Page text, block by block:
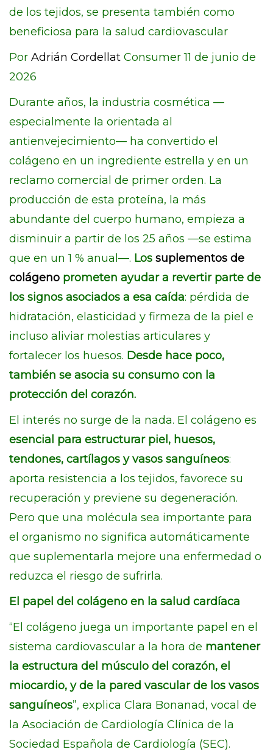
de los tejidos, se presenta también como
beneficiosa para la salud cardiovascular
Por Adrián Cordellat Consumer 11 de junio de
2026
Durante años, la industria cosmética —
especialmente la orientada al
antienvejecimiento— ha convertido el
colágeno en un ingrediente estrella y en un
reclamo comercial de primer orden. La
producción de esta proteína, la más
abundante del cuerpo humano, empieza a
disminuir a partir de los 25 años —se estima
que en un 1 % anual—. Los suplementos de
colágeno prometen ayudar a revertir parte de
los signos asociados a esa caída: pérdida de
hidratación, elasticidad y firmeza de la piel e
incluso aliviar molestias articulares y
fortalecer los huesos. Desde hace poco,
también se asocia su consumo con la
protección del corazón.
El interés no surge de la nada. El colágeno es
esencial para estructurar piel, huesos,
tendones, cartílagos y vasos sanguíneos:
aporta resistencia a los tejidos, favorece su
recuperación y previene su degeneración.
Pero que una molécula sea importante para
el organismo no significa automáticamente
que suplementarla mejore una enfermedad o
reduzca el riesgo de sufrirla.
El papel del colágeno en la salud cardíaca
“El colágeno juega un importante papel en el
sistema cardiovascular a la hora de mantener
la estructura del músculo del corazón, el
miocardio, y de la pared vascular de los vasos
sanguíneos”, explica Clara Bonanad, vocal de
la Asociación de Cardiología Clínica de la
Sociedad Española de Cardiología (SEC).